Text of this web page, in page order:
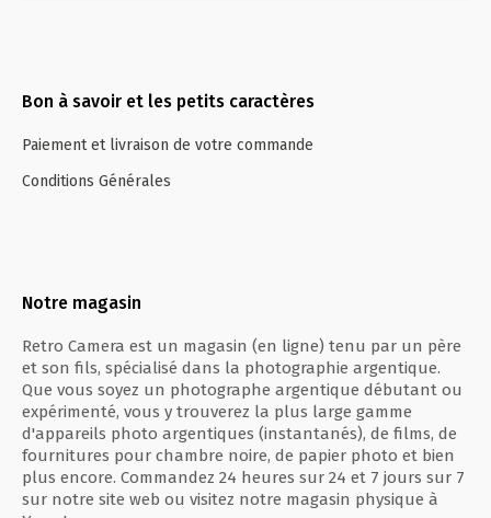
Bon à savoir et les petits caractères
Paiement et livraison de votre commande
Conditions Générales
Notre magasin
Retro Camera est un magasin (en ligne) tenu par un père
et son fils, spécialisé dans la photographie argentique.
Que vous soyez un photographe argentique débutant ou
expérimenté, vous y trouverez la plus large gamme
d'appareils photo argentiques (instantanés), de films, de
fournitures pour chambre noire, de papier photo et bien
plus encore. Commandez 24 heures sur 24 et 7 jours sur 7
sur notre site web ou visitez notre magasin physique à